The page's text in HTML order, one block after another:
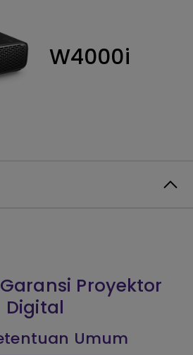
W4000i
Proyektor
Digital
Umum